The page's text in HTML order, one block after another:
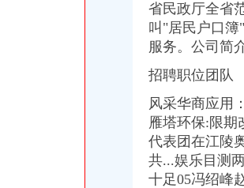
市级文明单位动员会_经开区_永州新闻网
产业集聚区（经开区、瓯飞）政办公室关于
生证呢？_我户口在老家焦作,我老公户口在_
问品采购国家级合肥经济技术开发区
员会办公室怀化经开区管理委员会办公室关于
公室怀化经开区管委会办公室关于加怀化经
省民政厅全省
叫"居民户口簿"
服务。公司简
招聘职位团队
风采华商应用
雁塔环保:限期
代表团在江陵
共...娱乐目测
十足05冯绍峰